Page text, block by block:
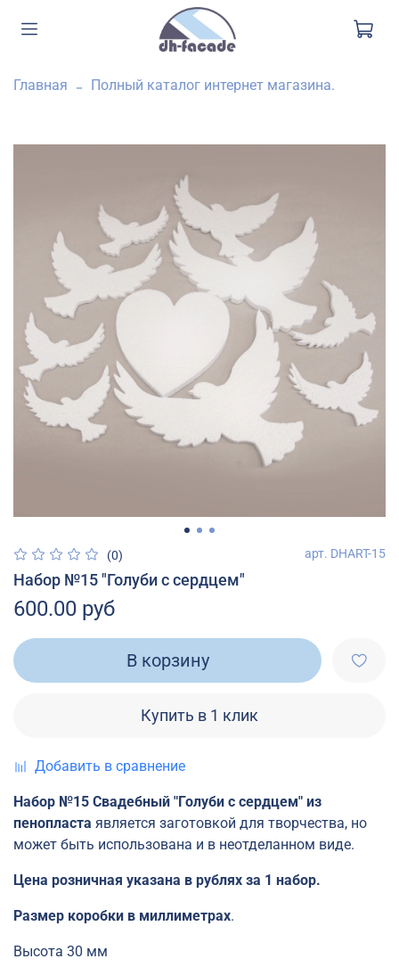
Главная Полный каталог интернет магазина.
(0) арт. DHART-15
Набор №15 "Голуби с сердцем"
600.00 руб
В корзину
Купить в 1 клик
Добавить в сравнение
Набор №15 Свадебный "Голуби с сердцем" из
пенопласта является заготовкой для творчества, но
может быть использована и в неотделанном виде.
Цена розничная указана в рублях за 1 набор.
Размер коробки в миллиметрах.
Высота 30 мм